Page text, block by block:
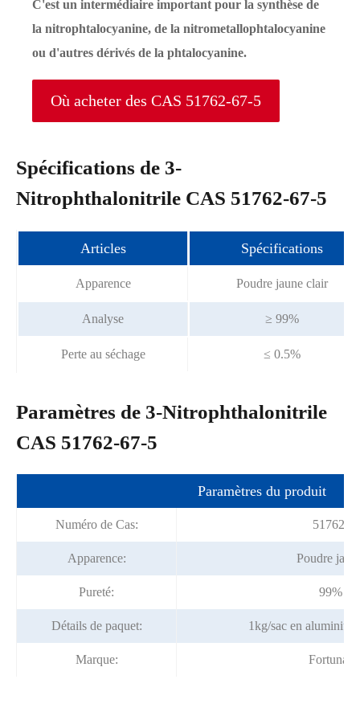
C'est un intermédiaire important pour la synthèse de
la nitrophtalocyanine, de la nitrometallophtalocyanine
ou d'autres dérivés de la phtalocyanine.
Où acheter des CAS 51762-67-5
Spécifications de 3-
Nitrophthalonitrile CAS 51762-67-5
Articles Spécifications
Apparence Poudre jaune clair
Analyse ≥ 99%
Perte au séchage ≤ 0.5%
Paramètres de 3-Nitrophthalonitrile
CAS 51762-67-5
Paramètres du produit
Numéro de Cas: 51762-
Apparence: Poudre
Pureté: 99%
Détails de paquet: 1kg/sac en
Marque: